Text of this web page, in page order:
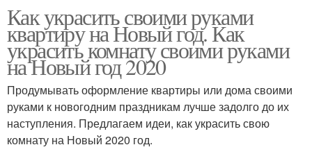
Как украсить своими руками
квартиру на Новый год. Как
украсить комнату своими руками
на Новый год 2020
Продумывать оформление квартиры или дома своими
руками к новогодним праздникам лучше задолго до их
наступления. Предлагаем идеи, как украсить свою
комнату на Новый 2020 год.